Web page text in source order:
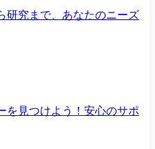
研究まで、あなたのニーズ
を見つけよう！安心のサポ